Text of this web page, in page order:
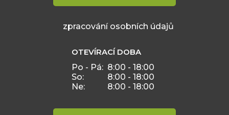
zpracování osobních údajů
OTEVÍRACÍ DOBA
Po - Pá: 8:00 - 18:00
So:
8:00 - 18:00
Ne:
8:00 - 18:00